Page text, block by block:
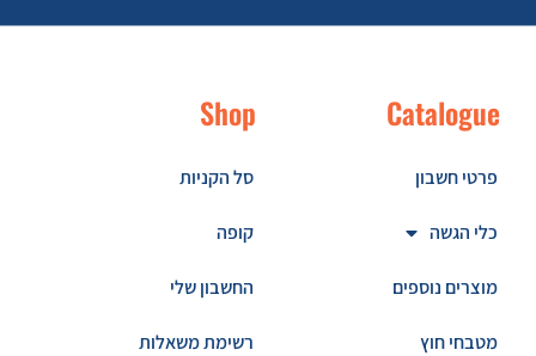
Catalogue
פרטי חשבון
כלי הגשה
מוצרים נוספים
מטבחי חוץ
Shop
סל הקניות
קופה
החשבון שלי
רשימת משאלות